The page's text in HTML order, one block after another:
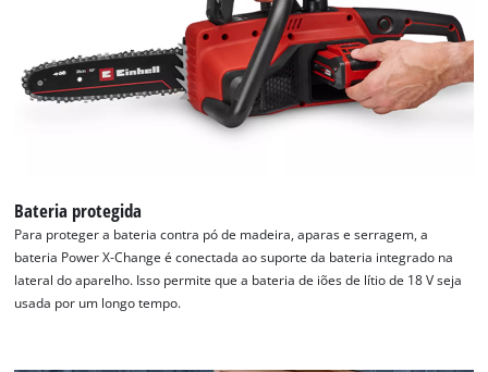
Bateria protegida
Para proteger a bateria contra pó de madeira, aparas e serragem, a
bateria Power X-Change é conectada ao suporte da bateria integrado na
lateral do aparelho. Isso permite que a bateria de iões de lítio de 18 V seja
usada por um longo tempo.